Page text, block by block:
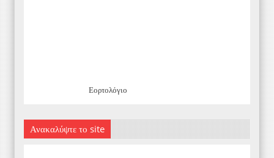
Εορτολόγιο
Ανακαλύψτε το site